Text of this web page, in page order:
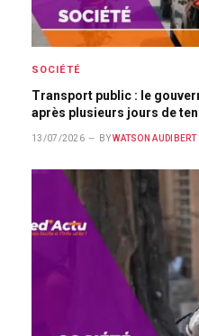
SOCIÉTÉ
Transport public : le
après plusieurs jours de
13/07/2026 BY WATSON AUDIBERT